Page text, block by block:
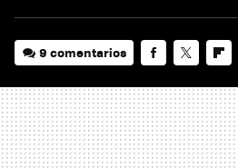
9 comentarios